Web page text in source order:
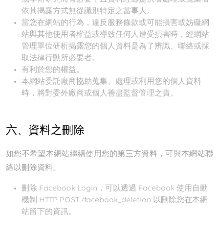
依其揭露方式無從識別特定之當事人。
當您在網站的行為，違反服務條款或可能損害或妨礙網
站與其他使用者權益或導致任何人遭受損害時，經網站
管理單位研析揭露您的個人資料是為了辨識、聯絡或採
取法律行動所必要者。
有利於您的權益。
本網站委託廠商協助蒐集、處理或利用您的個人資料
時，將對委外廠商或個人善盡監督管理之責。
六、資料之刪除
如您不希望本網站繼續使用您的第三方資料，可與本網站聯
絡以刪除資料。
刪除 Facebook Login，可以透過 Facebook 使用自動
機制 HTTP POST /facebook_deletion 以刪除您在本網
站留下的資訊。